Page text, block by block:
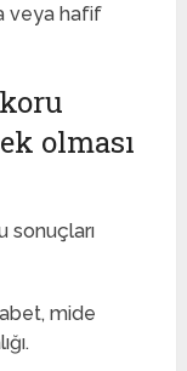
veya hafif
olması
sonuçları
mide